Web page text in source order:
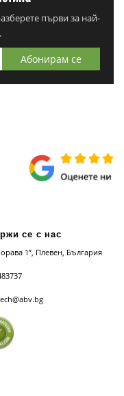
първи за най-
Абонирам се
се с нас
1”, Плевен, България